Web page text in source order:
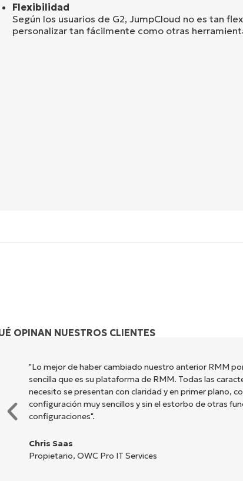
Flexibilidad
Según los usuarios de G2, JumpCloud no es tan
personalizar tan fácilmente como otras
OPINAN NUESTROS CLIENTES
"Lo mejor de haber cambiado nuestro anterior RMM
sencilla que es su plataforma de RMM. Todas las
necesito se presentan con claridad y en primer plano,
configuración muy sencillos y sin el estorbo de otras
configuraciones".
Chris Saas
Propietario, OWC Pro IT Services